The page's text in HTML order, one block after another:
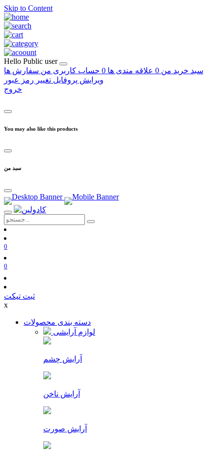
Skip to Content
Hello Public user
سبد خرید من 0 علاقه مندی ها 0 حساب کاربری من سفارش ها
ویرایش پروفایل تغییر رمز عبور
خروج
You may also like this products
سبد من
0
0
ثبت تیکت
x
دسته بندی محصولات
لوازم آرایشی
آرایش چشم
آرایش ناخن
آرایش صورت